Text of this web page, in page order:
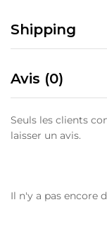
Shipping
Avis (0)
Seuls les clients
laisser un avis.
Il n'y a pas encore